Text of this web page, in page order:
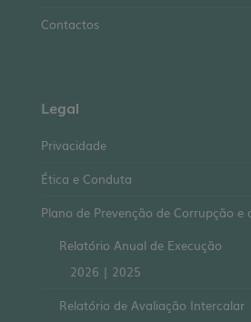
Contactos
Legal
Privacidade
Ética e Conduta
Plano de Prevenção de Corrupção e
Relatório Anual de Execução
2026 | 2025
Relatório de Avaliação Intercalar